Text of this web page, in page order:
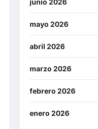
junio 2026
mayo 2026
abril 2026
marzo 2026
febrero 2026
enero 2026